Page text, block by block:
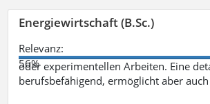
Energiewirtschaft (B.Sc.)
Relevanz:
56%
oder experimentellen Arbeiten. Eine
berufsbefähigend, ermöglicht aber